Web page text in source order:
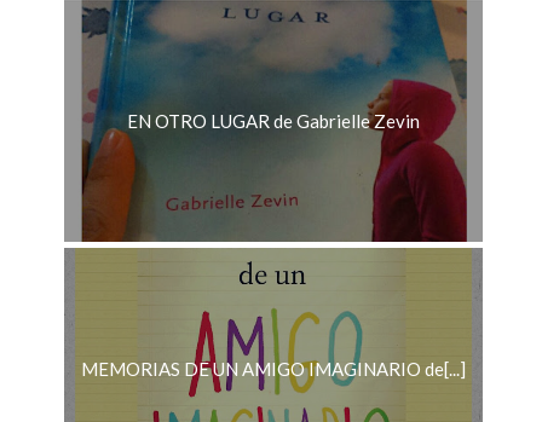
EN OTRO LUGAR de Gabrielle Zevin
MEMORIAS DE UN AMIGO IMAGINARIO de[...]